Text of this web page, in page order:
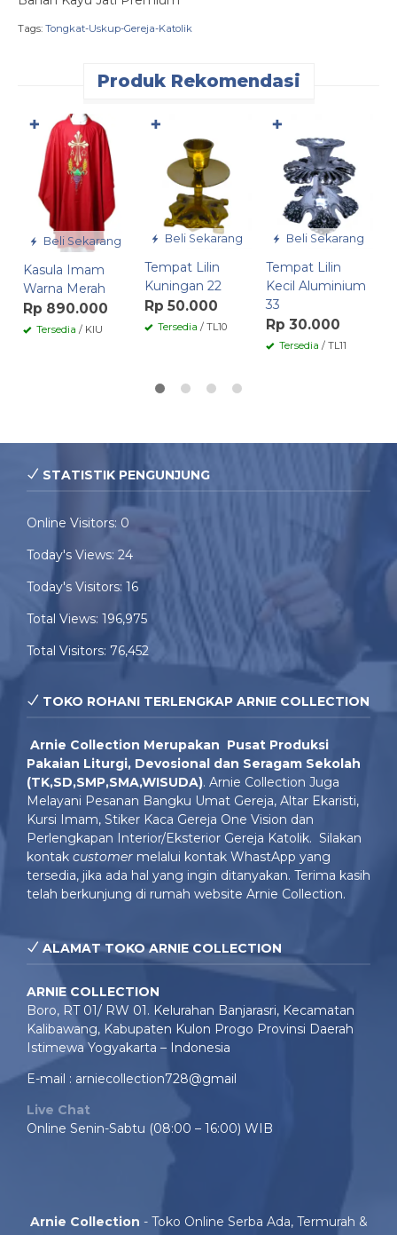
Tags: Tongkat-Uskup-Gereja-Katolik
Produk Rekomendasi
Beli Sekarang
Kasula Imam
Warna Merah
Rp 890.000
Tersedia / KIU
✚
Beli Sekarang
Tempat Lilin
Kuningan 22
Rp 50.000
Tersedia / TL10
✚
Beli Sekarang
Tempat Lilin
Kecil Aluminium
33
Rp 30.000
Tersedia / TL11
✚
STATISTIK PENGUNJUNG
Online Visitors: 0
Today's Views: 24
Today's Visitors: 16
Total Views: 196,975
Total Visitors: 76,452
TOKO ROHANI TERLENGKAP ARNIE COLLECTION
Arnie Collection Merupakan Pusat Produksi
Pakaian Liturgi, Devosional dan Seragam Sekolah
(TK,SD,SMP,SMA,WISUDA). Arnie Collection Juga
Melayani Pesanan Bangku Umat Gereja, Altar Ekaristi,
Kursi Imam, Stiker Kaca Gereja One Vision dan
Perlengkapan Interior/Eksterior Gereja Katolik. Silakan
kontak customer melalui kontak WhastApp yang
tersedia, jika ada hal yang ingin ditanyakan. Terima kasih
telah berkunjung di rumah website Arnie Collection.
ALAMAT TOKO ARNIE COLLECTION
ARNIE COLLECTION
Boro, RT 01/ RW 01. Kelurahan Banjarasri, Kecamatan
Kalibawang, Kabupaten Kulon Progo Provinsi Daerah
Istimewa Yogyakarta – Indonesia
E-mail : arniecollection728@gmail
Live Chat
Online Senin-Sabtu (08:00 – 16:00) WIB
Arnie Collection - Toko Online Serba Ada, Termurah &